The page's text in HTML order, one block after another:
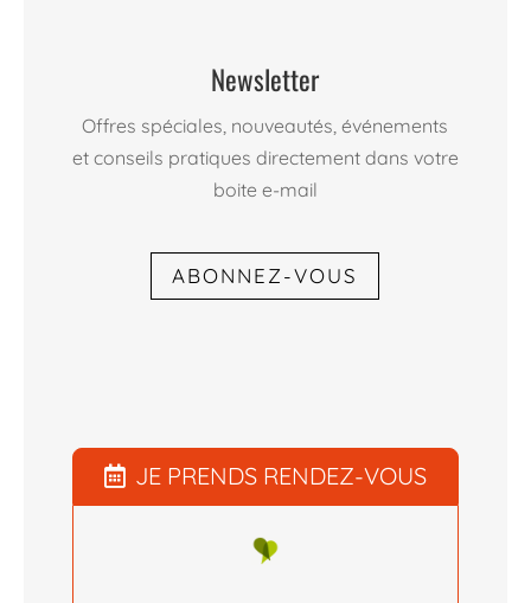
Newsletter
Offres spéciales, nouveautés, événements
et conseils pratiques directement dans votre
boite e-mail
ABONNEZ-VOUS
JE PRENDS RENDEZ-VOUS